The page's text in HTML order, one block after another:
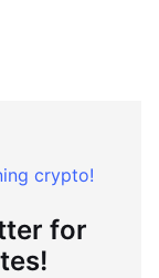
crypto!
for